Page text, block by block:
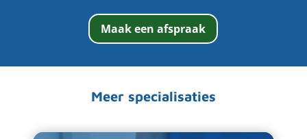
Maak een afspraak
Meer specialisaties